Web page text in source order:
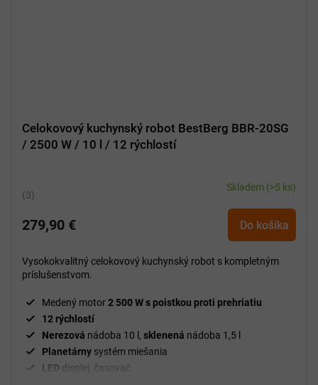
Celokovový kuchynský robot BestBerg BBR-20SG
/ 2500 W / 10 l / 12 rýchlostí
Priemerné
produktu
5,0
z
hviezdičiek.
Skladem (>5 ks)
279,90 € Do košíka
Vysokokvalitný celokovový kuchynský robot s kompletným
príslušenstvom.
Medený motor2 500 W s poistkou proti prehriatiu
12 rýchlostí
Nerezová nádoba 10 l, sklenená nádoba 1,5 l
Planetárny systém miešania
LED displej, časovač